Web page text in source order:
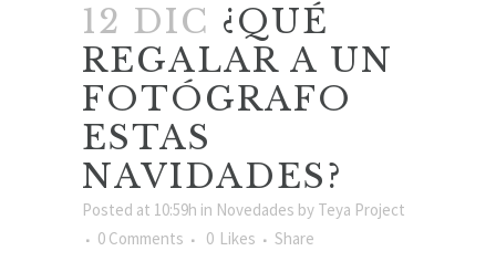
12 DIC ¿QUÉ
REGALAR A UN
FOTÓGRAFO
ESTAS
NAVIDADES?
Posted at 10:59h in Novedades by Teya Project
0 Comments
0 Likes Share